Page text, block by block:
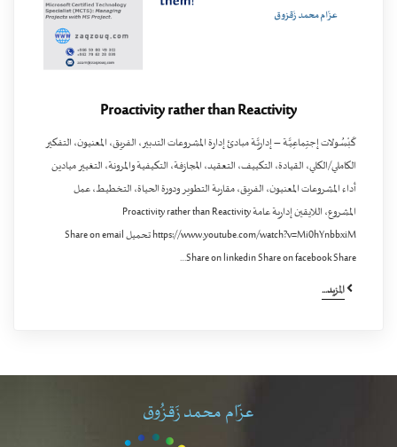
Proactivity rather than Reactivity
كَبْسُـولات إجتِماعِيَّـة – إداريَّـة مبادئ إدارة المشروعات التدبير، الفريق، المعنيون، التفكير
الكاملي/الكلي، القيادة، التكييف، التعقيد، المجازفة، التكيفية والمرونة، التغيير ميادين
أداء المشروعات المعنيون، الفريق، مقاربة التطوير ودورة الحياة، التخطيط، عمل
المشروع، اللايقين إدارية عامة Proactivity rather than Reactivity
https://www.youtube.com/watch?v=Mi0hYnbbxiM تحميل Share on email
Share on linkedin Share on facebook Share…
المزيد...
عزّام محمد زَقزُوق